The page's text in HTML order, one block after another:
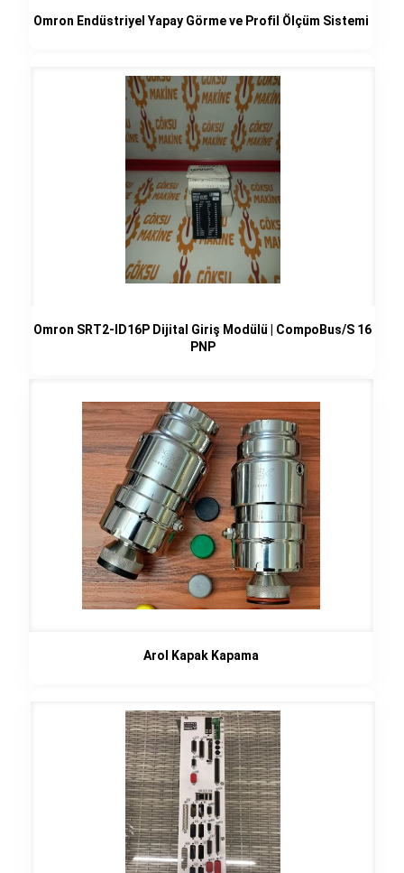
Omron Endüstriyel Yapay Görme ve Profil Ölçüm Sistemi
Omron SRT2-ID16P Dijital Giriş Modülü | CompoBus/S 16
PNP
Arol Kapak Kapama